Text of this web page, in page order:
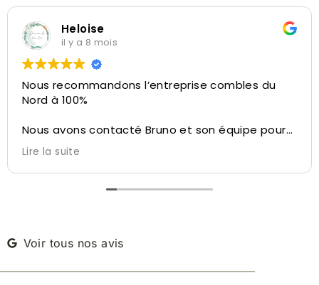
Heloise
il y a 8 mois
Nous recommandons l’entreprise combles du
Nord à 100%
Nous avons contacté Bruno et son équipe pour
la réalisation de l’aménagement de nos
combles.
Bruno a su nous conseiller et nous diriger sur ce
qu’il été possible de faire avec l’espace dédié,
d’espace.
Lire la suite
Voir tous nos avis